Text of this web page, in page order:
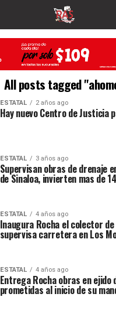
All posts tagged
ESTATAL 2 años ago
Hay nuevo Centro de Justicia
ESTATAL 3 años ago
Supervisan obras de drenaje
de Sinaloa, invierten mas de
ESTATAL 4 años ago
Inaugura Rocha el colector
supervisa carretera en Los
ESTATAL 4 años ago
Entrega Rocha obras en ejido
prometidas al inicio de su